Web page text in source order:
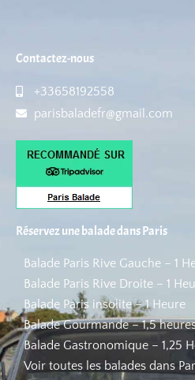
Contactez-nous
+33658192558
parisbaladefr@gmail.com
Réservez une balade dans Paris
Balade Paris Rive Gauche – 1
Balade Paris Rive Droite – 1
Balade Paris insolite – 1 Heure
Balade Gourmande – 1,5
Balade Gastronomique – 1,25
Voir toutes les balades dans